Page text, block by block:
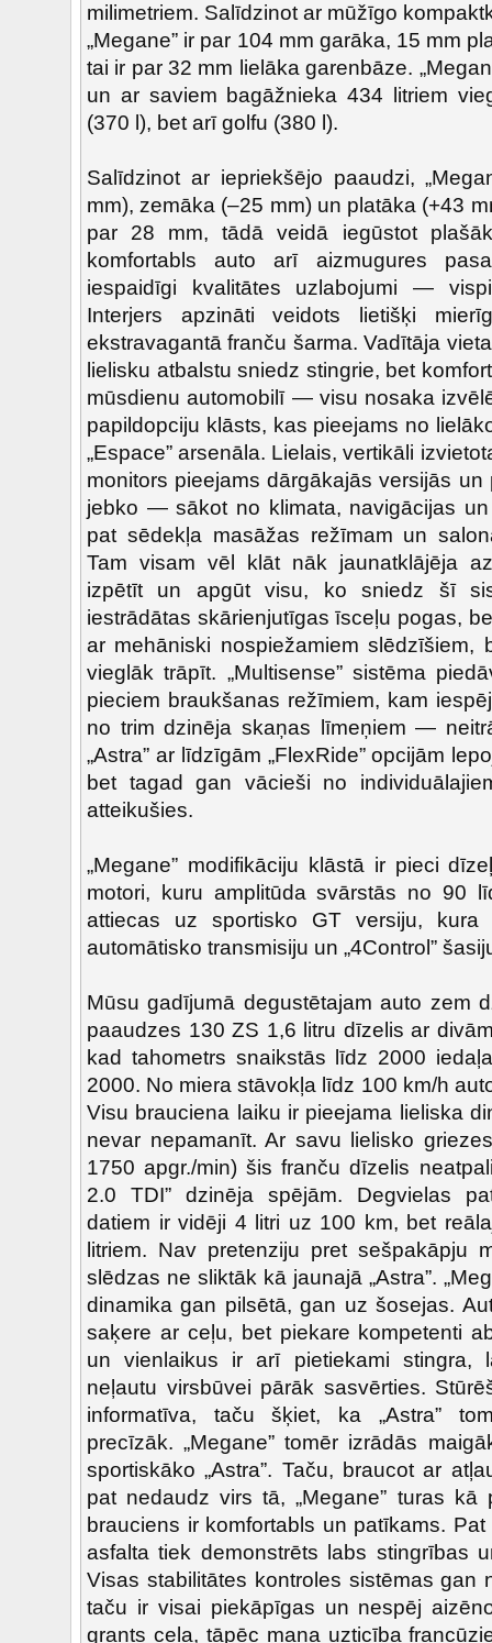
milimetriem. Salīdzinot ar mūžīgo
„Megane” ir par 104 mm garāka, 15 mm
tai ir par 32 mm lielāka garenbāze.
un ar saviem bagāžnieka 434 litriem
(370 l), bet arī golfu (380 l).
Salīdzinot ar iepriekšējo paaudzi,
mm), zemāka (–25 mm) un platāka (+43
par 28 mm, tādā veidā iegūstot
komfortabls auto arī aizmugures
iespaidīgi kvalitātes uzlabojumi —
Interjers apzināti veidots lietišķi
ekstravagantā franču šarma. Vadītāja
lielisku atbalstu sniedz stingrie, bet
mūsdienu automobilī — visu nosaka
papildopciju klāsts, kas pieejams no
„Espace” arsenāla. Lielais, vertikāli
monitors pieejams dārgākajās versijās
jebko — sākot no klimata, navigācijas
pat sēdekļa masāžas režīmam un
Tam visam vēl klāt nāk jaunatklājēja
izpētīt un apgūt visu, ko sniedz šī
iestrādātas skārienjutīgas īsceļu pogas,
ar mehāniski nospiežamiem slēdzīšiem,
vieglāk trāpīt. „Multisense” sistēma
pieciem braukšanas režīmiem, kam
no trim dzinēja skaņas līmeņiem —
„Astra” ar līdzīgām „FlexRide” opcijām
bet tagad gan vācieši no
atteikušies.
„Megane” modifikāciju klāstā ir pieci
motori, kuru amplitūda svārstās no 90
attiecas uz sportisko GT versiju, kura
automātisko transmisiju un „4Control”
Mūsu gadījumā degustētajam auto zem
paaudzes 130 ZS 1,6 litru dīzelis ar
kad tahometrs snaikstās līdz 2000
2000. No miera stāvokļa līdz 100 km/h
Visu brauciena laiku ir pieejama lieliska
nevar nepamanīt. Ar savu lielisko
1750 apgr./min) šis franču dīzelis
2.0 TDI” dzinēja spējām. Degvielas
datiem ir vidēji 4 litri uz 100 km, bet
litriem. Nav pretenziju pret sešpakāpju
slēdzas ne sliktāk kā jaunajā „Astra”.
dinamika gan pilsētā, gan uz šosejas.
saķere ar ceļu, bet piekare kompetenti
un vienlaikus ir arī pietiekami stingra,
neļautu virsbūvei pārāk sasvērties.
informatīva, taču šķiet, ka „Astra”
precīzāk. „Megane” tomēr izrādās
sportiskāko „Astra”. Taču, braucot ar
pat nedaudz virs tā, „Megane” turas kā
brauciens ir komfortabls un patīkams.
asfalta tiek demonstrēts labs stingrības
Visas stabilitātes kontroles sistēmas gan
taču ir visai piekāpīgas un nespēj
grants ceļa, tāpēc mana uzticība